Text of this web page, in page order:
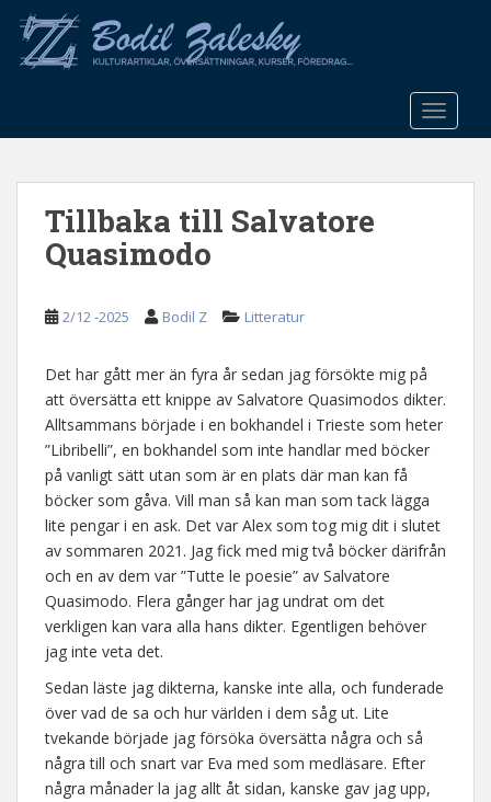
o
Tillbaka till Salvatore
Quasimodo
2/12 -2025 Bodil Z Litteratur
Det har gått mer än fyra år sedan jag försökte mig på
att översätta ett knippe av Salvatore Quasimodos dikter.
Alltsammans började i en bokhandel i Trieste som heter
”Libribelli”, en bokhandel som inte handlar med böcker
på vanligt sätt utan som är en plats där man kan få
böcker som gåva. Vill man så kan man som tack lägga
lite pengar i en ask. Det var Alex som tog mig dit i slutet
av sommaren 2021. Jag fick med mig två böcker därifrån
och en av dem var ”Tutte le poesie” av Salvatore
Quasimodo. Flera gånger har jag undrat om det
verkligen kan vara alla hans dikter. Egentligen behöver
jag inte veta det.
Sedan läste jag dikterna, kanske inte alla, och funderade
över vad de sa och hur världen i dem såg ut. Lite
tvekande började jag försöka översätta några och så
några till och snart var Eva med som medläsare. Efter
några månader la jag allt åt sidan, kanske gav jag upp,